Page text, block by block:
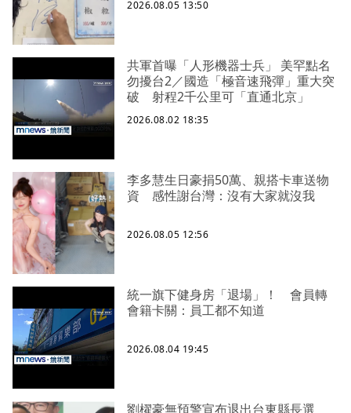
2026.08.05 13:50
共軍首曝「人形機器士兵」 美罕點名
勿擾台2／國造「極音速飛彈」重大突
破 射程2千公里可「直通北京」
2026.08.02 18:35
李多慧生日豪捐50萬、親搭卡車送物
資 感性謝台灣：沒有大家就沒我
2026.08.05 12:56
統一旗下健身房「退場」！ 會員轉
會籍卡關：員工都不知道
2026.08.04 19:45
劉櫂豪無預警宣布退出台東縣長選